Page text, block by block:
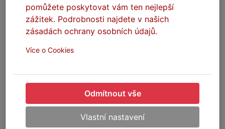
mikrovláknová utěrka ručník
800GSM 40*30cm XL
Na skladě
mikrovláknová utěrka ručník
800GSM 50*96cm XXL
Na dotaz
pomůžete poskytovat vám ten nejlepší
zážitek. Podrobnosti najdete v našich
zásadách ochrany osobních údajů.
Více o Cookies
Odmítnout vše
Vlastní nastavení